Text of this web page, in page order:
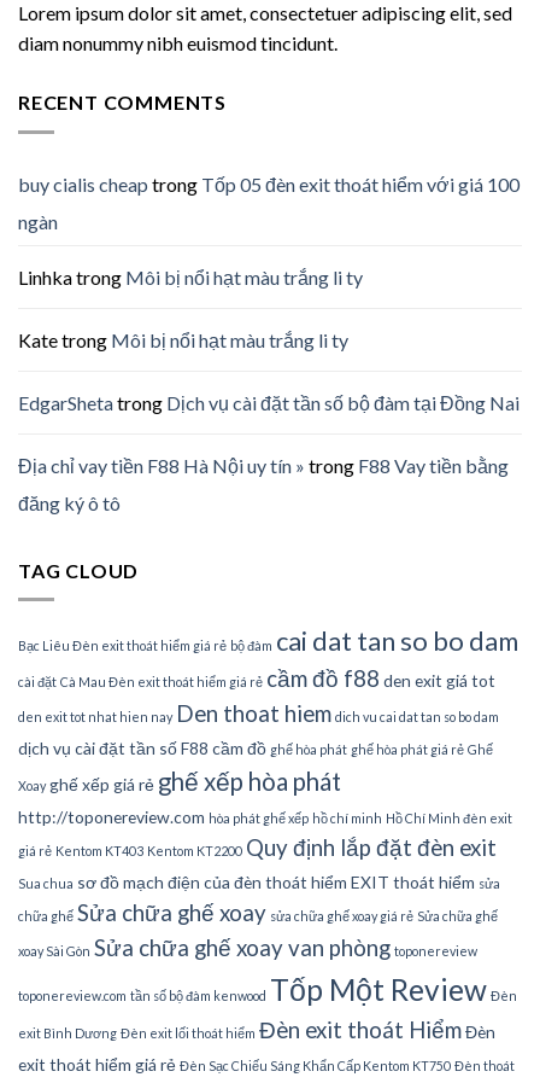
Lorem ipsum dolor sit amet, consectetuer adipiscing elit, sed
diam nonummy nibh euismod tincidunt.
RECENT COMMENTS
buy cialis cheap trong Tốp 05 đèn exit thoát hiểm với giá 100
ngàn
Linhkatrong Môi bị nổi hạt màu trắng li ty
Katetrong Môi bị nổi hạt màu trắng li ty
EdgarShetatrong Dịch vụ cài đặt tần số bộ đàm tại Đồng Nai
Địa chỉ vay tiền F88 Hà Nội uy tín » trong F88 Vay tiền bằng
đăng ký ô tô
TAG CLOUD
Bạc Liêu Đèn exit thoát hiểm giá rẻ bộ đàm cai dat tan so bo dam
cài đặt Cà Mau Đèn exit thoát hiểm giá rẻ cầm đồ f88 den exit giá tot
den exit tot nhat hien nay Den thoat hiem dich vu cai dat tan so bo dam
dịch vụ cài đặt tần sốF88 cầm đồ ghế hòa phát ghế hòa phát giá rẻ Ghế
Xoay ghế xếp giá rẻ ghế xếp hòa phát
http://toponereview.com hòa phát ghế xếp hồ chí minh Hồ Chí Minh đèn exit
giá rẻ Kentom KT403 Kentom KT2200 Quy định lắp đặt đèn exit
Sua chua sơ đồ mạch điện của đèn thoát hiểm EXIT thoát hiểm sửa
chữa ghế Sửa chữa ghế xoay sửa chữa ghế xoay giá rẻ Sửa chữa ghế
xoay Sài Gòn Sửa chữa ghế xoay van phòng toponereview
toponereview.com tần số bộ đàm kenwood Tốp Một Review Đèn
exit Bình Dương Đèn exit lối thoát hiểm Đèn exit thoát HiểmĐèn
exit thoát hiểm giá rẻ Đèn Sạc Chiếu Sáng Khẩn Cấp Kentom KT750 Đèn thoát